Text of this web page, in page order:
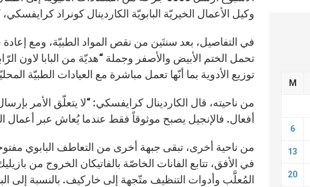
وكيل الأعمال الخيريّة البابويّة الكاردينال كونراد
في التفاصيل، بعد سنتَين من نقص المواد الطبيّة، ومع
تحمل الختم الأبيض والأصفر وجملة “هديّة من البابا لاون
توزيع الأدوية بما أنّها تعمل مباشرة مع العيادات الطبيّة
من ناحيته، قال الكاردينال كرايفسكي: “لا يتعلّق الأمر
أفعال. فالإنجيل يصبح موثوقاً فقط عندما يُعاش عبر أعمال
من ناحية أخرى، تبقى جبهة أخرى من التعاطف البابوي
في الأفق، تتابع الفانات الخاصّة بالفاتيكان الخروج من
المُعلَّب وأدوات التنظيف متّجهة إلى خاركيف. بالنسبة إلى
M
6
13
20